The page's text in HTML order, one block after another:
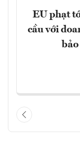
EU phạt
cầu với